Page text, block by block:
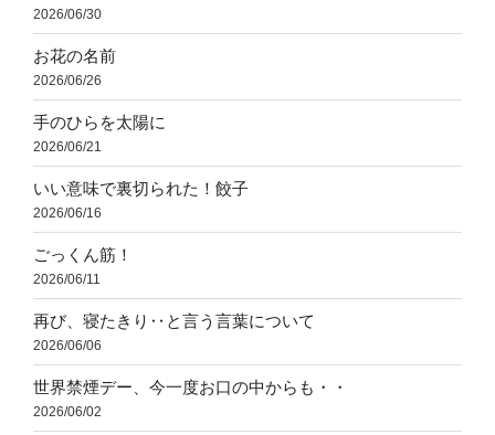
2026/06/30
お花の名前
2026/06/26
手のひらを太陽に
2026/06/21
いい意味で裏切られた！餃子
2026/06/16
ごっくん筋！
2026/06/11
再び、寝たきり‥と言う言葉について
2026/06/06
世界禁煙デー、今一度お口の中からも・・
2026/06/02